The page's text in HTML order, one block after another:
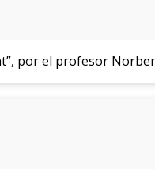
por el profesor